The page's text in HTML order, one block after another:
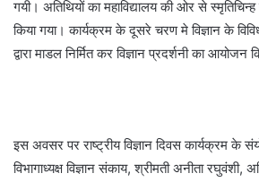
गयी। अतिथियों का महाविद्यालय की ओर से
किया गया। कार्यक्रम के दूसरे चरण मे विज्ञान के
द्वारा माडल निर्मित कर विज्ञान प्रदर्शनी का आयोजन
इस अवसर पर राष्ट्रीय विज्ञान दिवस कार्यक्रम के
विभागाध्यक्ष विज्ञान संकाय, श्रीमती अनीता